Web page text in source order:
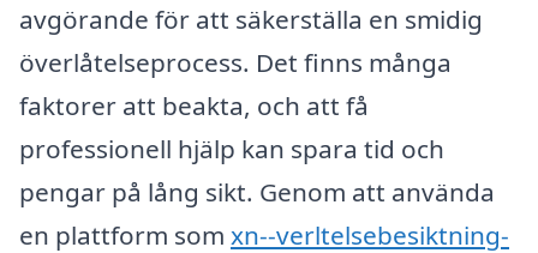
avgörande för att säkerställa en smidig
överlåtelseprocess. Det finns många
faktorer att beakta, och att få
professionell hjälp kan spara tid och
pengar på lång sikt. Genom att använda
en plattform som xn--verltelsebesiktning-